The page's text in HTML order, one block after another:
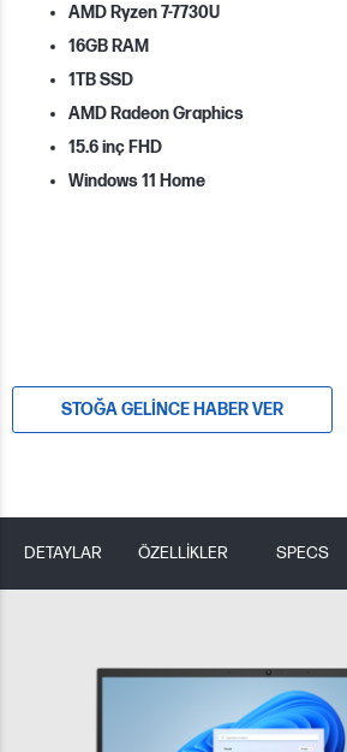
AMD Ryzen 7-7730U
16GB RAM
1TB SSD
AMD Radeon Graphics
15.6 inç FHD
Windows 11 Home
STOĞA GELINCE HABER VER
DETAYLAR ÖZELLİKLER SPECS